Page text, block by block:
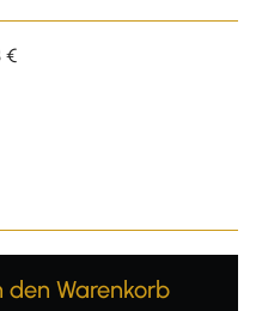
€
Gib den
den Warenkorb